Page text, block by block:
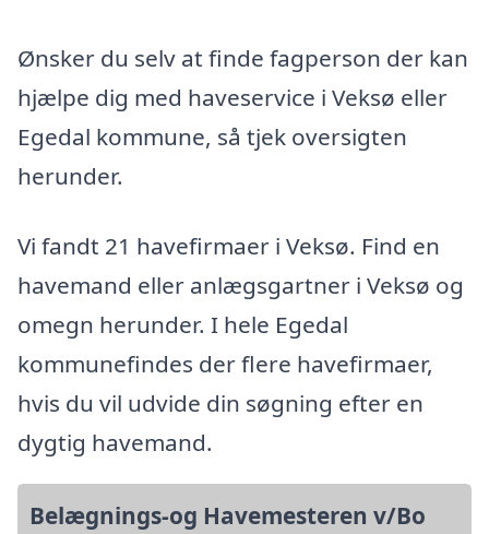
Ønsker du selv at finde fagperson der kan
hjælpe dig med haveservice i Veksø eller
Egedal kommune, så tjek oversigten
herunder.
Vi fandt 21 havefirmaer i Veksø. Find en
havemand eller anlægsgartner i Veksø og
omegn herunder. I hele Egedal
kommunefindes der flere havefirmaer,
hvis du vil udvide din søgning efter en
dygtig havemand.
Belægnings-og Havemesteren v/Bo